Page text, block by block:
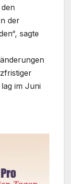
der
sagte
im Juni